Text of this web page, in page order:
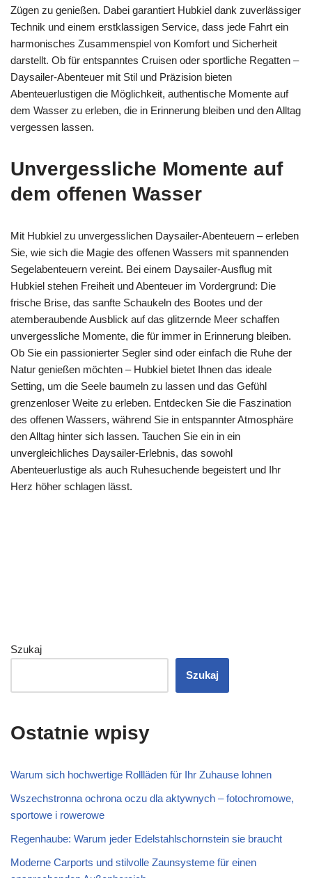
Zügen zu genießen. Dabei garantiert Hubkiel dank zuverlässiger
Technik und einem erstklassigen Service, dass jede Fahrt ein
harmonisches Zusammenspiel von Komfort und Sicherheit
darstellt. Ob für entspanntes Cruisen oder sportliche Regatten –
Daysailer-Abenteuer mit Stil und Präzision bieten
Abenteuerlustigen die Möglichkeit, authentische Momente auf
dem Wasser zu erleben, die in Erinnerung bleiben und den Alltag
vergessen lassen.
Unvergessliche Momente auf
dem offenen Wasser
Mit Hubkiel zu unvergesslichen Daysailer-Abenteuern – erleben
Sie, wie sich die Magie des offenen Wassers mit spannenden
Segelabenteuern vereint. Bei einem Daysailer-Ausflug mit
Hubkiel stehen Freiheit und Abenteuer im Vordergrund: Die
frische Brise, das sanfte Schaukeln des Bootes und der
atemberaubende Ausblick auf das glitzernde Meer schaffen
unvergessliche Momente, die für immer in Erinnerung bleiben.
Ob Sie ein passionierter Segler sind oder einfach die Ruhe der
Natur genießen möchten – Hubkiel bietet Ihnen das ideale
Setting, um die Seele baumeln zu lassen und das Gefühl
grenzenloser Weite zu erleben. Entdecken Sie die Faszination
des offenen Wassers, während Sie in entspannter Atmosphäre
den Alltag hinter sich lassen. Tauchen Sie ein in ein
unvergleichliches Daysailer-Erlebnis, das sowohl
Abenteuerlustige als auch Ruhesuchende begeistert und Ihr
Herz höher schlagen lässt.
Szukaj
Szukaj
Ostatnie wpisy
Warum sich hochwertige Rollläden für Ihr Zuhause lohnen
Wszechstronna ochrona oczu dla aktywnych – fotochromowe,
sportowe i rowerowe
Regenhaube: Warum jeder Edelstahlschornstein sie braucht
Moderne Carports und stilvolle Zaunsysteme für einen